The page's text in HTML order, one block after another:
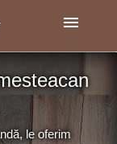
menu
le oferim